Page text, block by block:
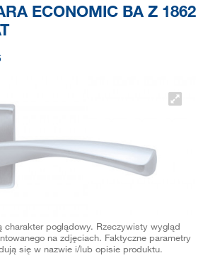
ECONOMIC BA Z 1862
charakter poglądowy. Rzeczywisty wygląd
na zdjęciach. Faktyczne parametry
się w nazwie i/lub opisie produktu.